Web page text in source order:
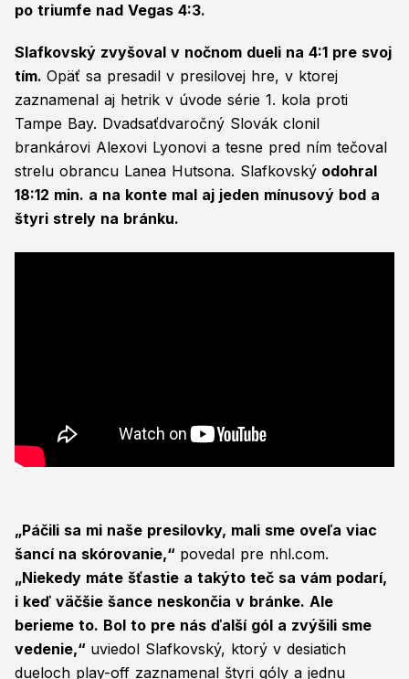
po triumfe nad Vegas 4:3.
Slafkovský zvyšoval v nočnom dueli na 4:1 pre svoj
tím. Opäť sa presadil v presilovej hre, v ktorej
zaznamenal aj hetrik v úvode série 1. kola proti
Tampe Bay. Dvadsaťdvaročný Slovák clonil
brankárovi Alexovi Lyonovi a tesne pred ním tečoval
strelu obrancu Lanea Hutsona. Slafkovský odohral
18:12 min. a na konte mal aj jeden mínusový bod a
štyri strely na bránku.
„Páčili sa mi naše presilovky, mali sme oveľa viac
šancí na skórovanie,“ povedal pre nhl.com.
„Niekedy máte šťastie a takýto teč sa vám podarí,
i keď väčšie šance neskončia v bránke. Ale
berieme to. Bol to pre nás ďalší gól a zvýšili sme
vedenie,“ uviedol Slafkovský, ktorý v desiatich
dueloch play-off zaznamenal štyri góly a jednu